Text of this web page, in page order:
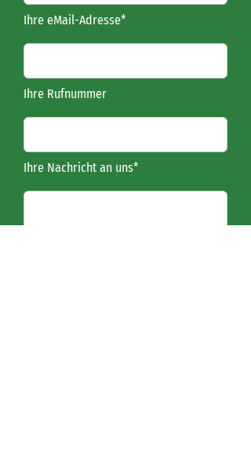
Ihre eMail-Adresse*
Ihre Rufnummer
Ihre Nachricht an uns*